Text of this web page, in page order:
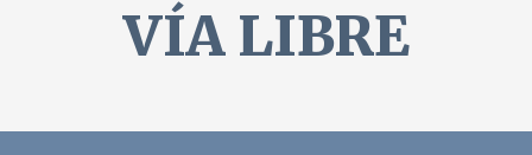
VÍA LIBRE